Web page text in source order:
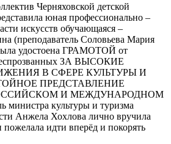
Черняховской детской
юная профессионально –
искусств обучающаяся –
(преподаватель Соловьева Мария
удостоена ГРАМОТОЙ от
ЗА ВЫСОКИЕ
В СФЕРЕ КУЛЬТУРЫ И
ПРЕДСТАВЛЕНИЕ
И МЕЖДУНАРОДНОМ
культуры и туризма
Анжела Хохлова лично вручила
идти вперёд и покорять